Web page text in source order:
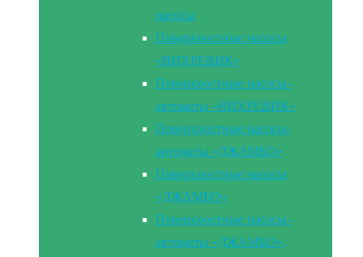
насосы
Поверхностные насосы
«ВИХРЕВИК»
Поверхностные насосы-
автоматы «ВИХРЕВИК»
Поверхностные насосы-
автоматы «ДЖАМБО»
Поверхностные насосы
«ДЖАМБО»
Поверхностные насосы-
автоматы «ДЖАМБО»,